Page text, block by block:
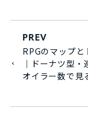
PREV
RPGのマップと
｜ドーナツ型・
オイラー数で見